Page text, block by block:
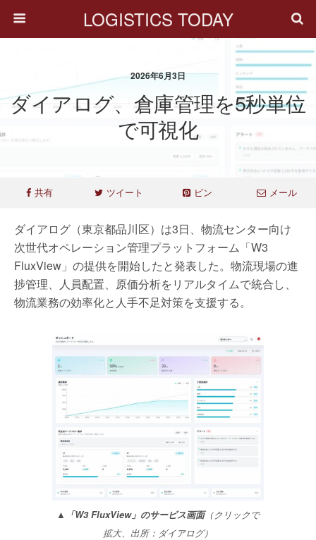
LOGISTICS TODAY
2026年6月3日
ダイアログ、倉庫管理を5秒単位
で可視化
共有 ツイート ピン メール
ダイアログ（東京都品川区）は3日、物流センター向け
次世代オペレーション管理プラットフォーム「W3
FluxView」の提供を開始したと発表した。物流現場の進
捗管理、人員配置、原価分析をリアルタイムで統合し、
物流業務の効率化と人手不足対策を支援する。
▲「W3 FluxView」のサービス画面（クリックで
拡大、出所：ダイアログ）